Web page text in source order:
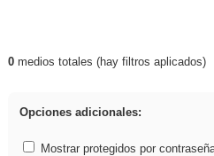
Resultados de:
0medios totales (hay filtros aplicados)
Opciones adicionales:
Mostrar protegidos por